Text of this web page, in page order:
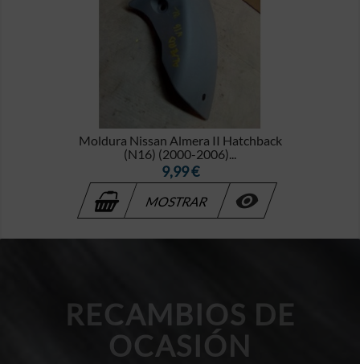
Moldura Nissan Almera II Hatchback
(N16) (2000-2006)...
Precio
9,99 €
MOSTRAR 
RECAMBIOS DE
OCASIÓN